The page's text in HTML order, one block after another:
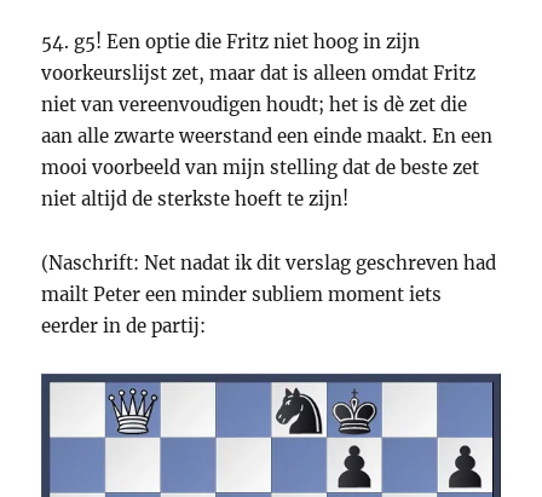
54. g5! Een optie die Fritz niet hoog in zijn
voorkeurslijst zet, maar dat is alleen omdat Fritz
niet van vereenvoudigen houdt; het is dè zet die
aan alle zwarte weerstand een einde maakt. En een
mooi voorbeeld van mijn stelling dat de beste zet
niet altijd de sterkste hoeft te zijn!
(Naschrift: Net nadat ik dit verslag geschreven had
mailt Peter een minder subliem moment iets
eerder in de partij: